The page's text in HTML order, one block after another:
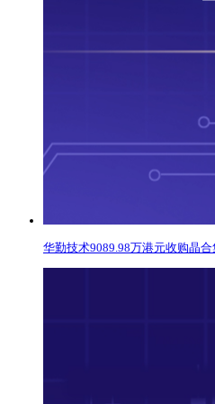
华勤技术9089.98万港元收购晶